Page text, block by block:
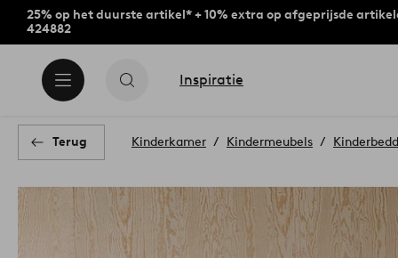
25% op het duurste artikel* + 10% extra op afgeprijsde
424882
Inspiratie
Terug Kinderkamer Kindermeubels